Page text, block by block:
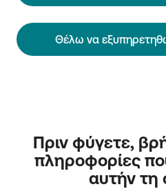
Θέλω να
Πριν φύγετε,
πληροφορίες
αυτήν τη